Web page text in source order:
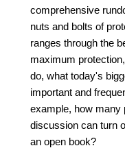
comprehensive
nuts and bolts of
ranges through the
maximum
do, what today's
important and
example, how many
discussion can turn
an open book?